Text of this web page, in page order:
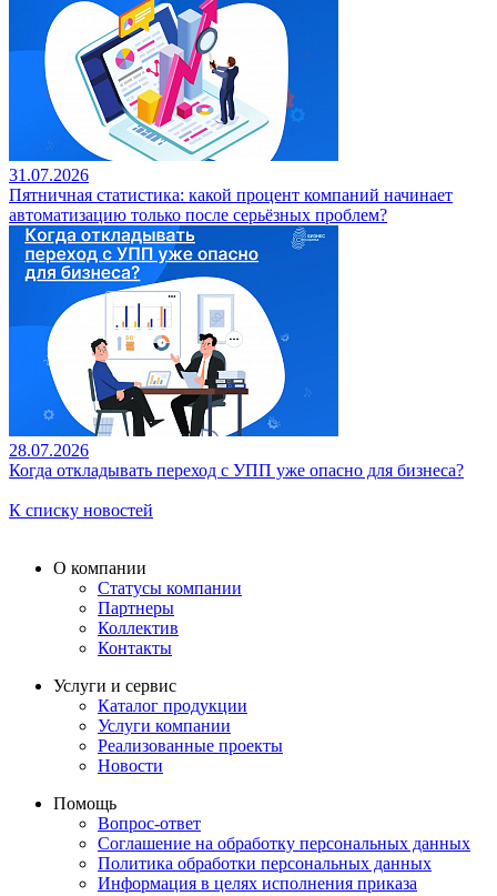
31.07.2026
Пятничная статистика: какой процент компаний начинает
автоматизацию только после серьёзных проблем?
28.07.2026
Когда откладывать переход с УПП уже опасно для бизнеса?
К списку новостей
О компании
Статусы компании
Партнеры
Коллектив
Контакты
Услуги и сервис
Каталог продукции
Услуги компании
Реализованные проекты
Новости
Помощь
Вопрос-ответ
Соглашение на обработку персональных данных
Политика обработки персональных данных
Информация в целях исполнения приказа